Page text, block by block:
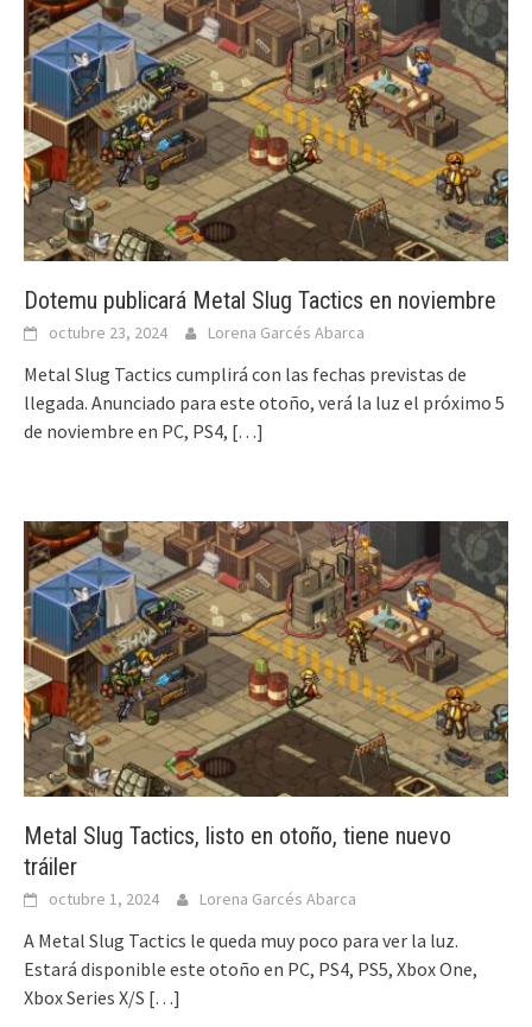
Dotemu publicará Metal Slug Tactics en noviembre
octubre 23, 2024 Lorena Garcés Abarca
Metal Slug Tactics cumplirá con las fechas previstas de
llegada. Anunciado para este otoño, verá la luz el próximo 5
de noviembre en PC, PS4, […]
Metal Slug Tactics, listo en otoño, tiene nuevo
tráiler
octubre 1, 2024 Lorena Garcés Abarca
A Metal Slug Tactics le queda muy poco para ver la luz.
Estará disponible este otoño en PC, PS4, PS5, Xbox One,
Xbox Series X/S […]